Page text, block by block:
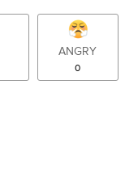
ANGRY
0